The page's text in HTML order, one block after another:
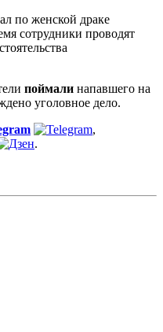
по женской драке
сотрудники проводят
поймали напавшего на
уголовное дело.
,
.